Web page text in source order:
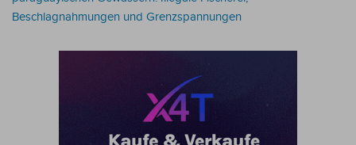
Beschlagnahmungen und Grenzspannungen